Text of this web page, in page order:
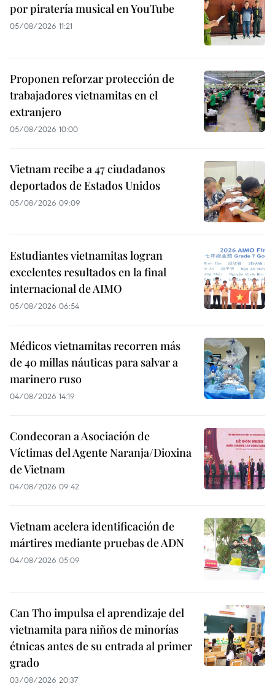
por piratería musical en YouTube
05/08/2026 11:21
Proponen reforzar protección de
trabajadores vietnamitas en el
extranjero
05/08/2026 10:00
Vietnam recibe a 47 ciudadanos
deportados de Estados Unidos
05/08/2026 09:09
Estudiantes vietnamitas logran
excelentes resultados en la final
internacional de AIMO
05/08/2026 06:54
Médicos vietnamitas recorren más
de 40 millas náuticas para salvar a
marinero ruso
04/08/2026 14:19
Condecoran a Asociación de
Víctimas del Agente Naranja/Dioxina
de Vietnam
04/08/2026 09:42
Vietnam acelera identificación de
mártires mediante pruebas de ADN
04/08/2026 05:09
Can Tho impulsa el aprendizaje del
vietnamita para niños de minorías
étnicas antes de su entrada al primer
grado
03/08/2026 20:37